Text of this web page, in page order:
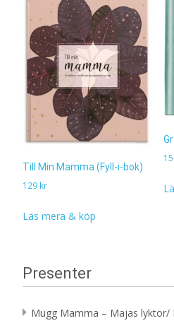
Till Min Mamma (Fyll-i-bok)
129 kr
Läs mera & köp
Presenter
Mugg Mamma – Majas lyktor/